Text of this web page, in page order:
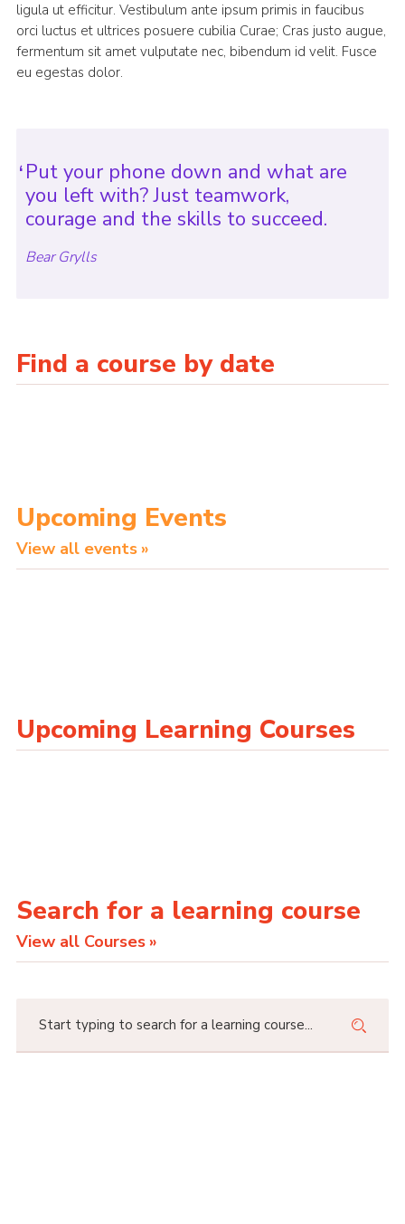
ligula ut efficitur. Vestibulum ante ipsum primis in faucibus
orci luctus et ultrices posuere cubilia Curae; Cras justo augue,
fermentum sit amet vulputate nec, bibendum id velit. Fusce
eu egestas dolor.
Put your phone down and what are
you left with? Just teamwork,
courage and the skills to succeed.
Bear Grylls
Find a course by date
Upcoming Events
View all events
Upcoming Learning Courses
Search for a learning course
View all Courses